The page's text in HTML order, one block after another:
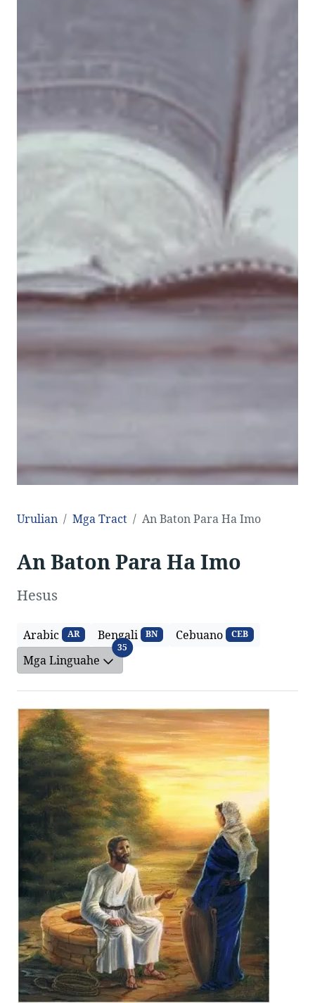
Urulian Mga Tract An Baton Para Ha Imo
An Baton Para Ha Imo
Hesus
Arabic AR Bengali BN Cebuano CEB
Mga Linguahe
35 Mga Linguahe